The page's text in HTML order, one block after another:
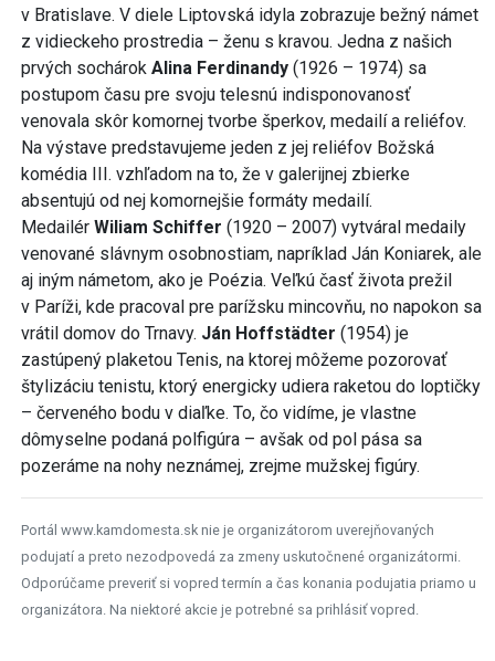
v Bratislave. V diele Liptovská idyla zobrazuje bežný námet
z vidieckeho prostredia – ženu s kravou. Jedna z našich
prvých sochárok Alina Ferdinandy (1926 – 1974) sa
postupom času pre svoju telesnú indisponovanosť
venovala skôr komornej tvorbe šperkov, medailí a reliéfov.
Na výstave predstavujeme jeden z jej reliéfov Božská
komédia III. vzhľadom na to, že v galerijnej zbierke
absentujú od nej komornejšie formáty medailí.
Medailér Wiliam Schiffer (1920 – 2007) vytváral medaily
venované slávnym osobnostiam, napríklad Ján Koniarek, ale
aj iným námetom, ako je Poézia. Veľkú časť života prežil
v Paríži, kde pracoval pre parížsku mincovňu, no napokon sa
vrátil domov do Trnavy. Ján Hoffstädter (1954) je
zastúpený plaketou Tenis, na ktorej môžeme pozorovať
štylizáciu tenistu, ktorý energicky udiera raketou do loptičky
– červeného bodu v diaľke. To, čo vidíme, je vlastne
dômyselne podaná polfigúra – avšak od pol pása sa
pozeráme na nohy neznámej, zrejme mužskej figúry.
Portál www.kamdomesta.sk nie je organizátorom uverejňovaných
podujatí a preto nezodpovedá za zmeny uskutočnené organizátormi.
Odporúčame preveriť si vopred termín a čas konania podujatia priamo u
organizátora. Na niektoré akcie je potrebné sa prihlásiť vopred.